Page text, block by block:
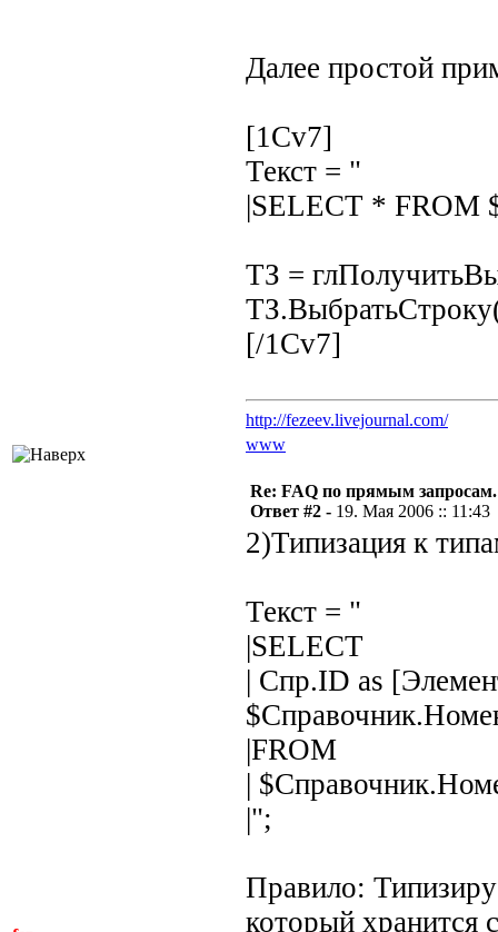
Далее простой
[1Cv7]
Текст = "
|SELECT * FROM
ТЗ =
[/1Cv7]
http://fezeev.livejournal.com/
www
Re: FAQ по прямым запросам.
Ответ #2 - 19. Мая 2006 :: 11:43
2)Типизация к
Текст = "
|SELECT
| Спр.ID as
|FROM
|
|";
Правило:
который хранится